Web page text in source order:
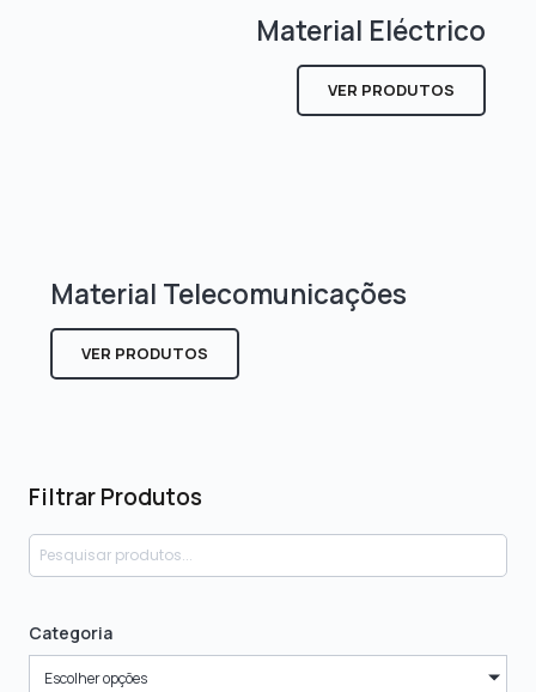
Filtrar Produtos
Categoria
Escolher opções
Material Eléctrico
VER PRODUTOS
Material Telecomunicações
VER PRODUTOS